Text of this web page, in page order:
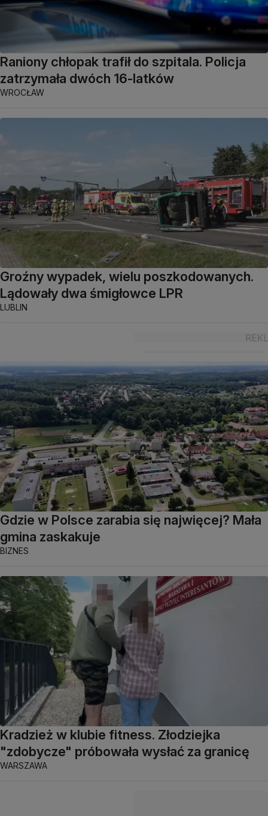
Raniony chłopak trafił do szpitala. Policja
zatrzymała dwóch 16-latków
WROCŁAW
Groźny wypadek, wielu poszkodowanych.
Lądowały dwa śmigłowce LPR
LUBLIN
Gdzie w Polsce zarabia się najwięcej? Mała
gmina zaskakuje
BIZNES
Kradzież w klubie fitness. Złodziejka
"zdobycze" próbowała wysłać za granicę
WARSZAWA